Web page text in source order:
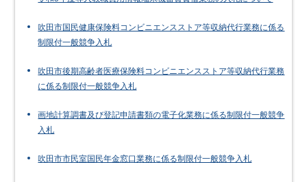
吹田市国民健康保険料コンビニエンスストア等収納代行業務に係る
制限付一般競争入札
吹田市後期高齢者医療保険料コンビニエンスストア等収納代行業務
に係る制限付一般競争入札
画地計算調書及び登記申請書類の電子化業務に係る制限付一般競争
入札
吹田市市民室国民年金窓口業務に係る制限付一般競争入札